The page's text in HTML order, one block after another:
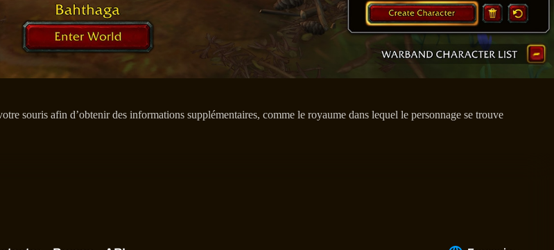
souris afin d’obtenir des informations supplémentaires, comme le royaume dans lequel le personnage se trouve